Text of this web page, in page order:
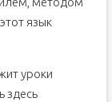
язык
уроки
здесь